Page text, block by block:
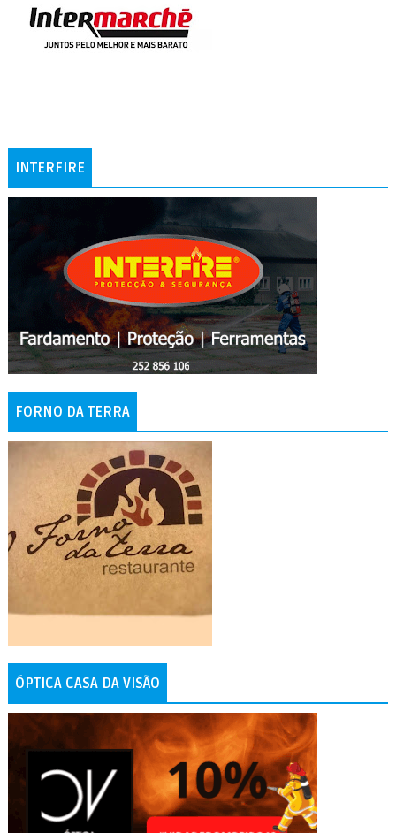
INTERFIRE
FORNO DA TERRA
ÓPTICA CASA DA VISÃO